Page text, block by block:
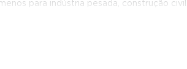
para indústria pesada, construção civil.